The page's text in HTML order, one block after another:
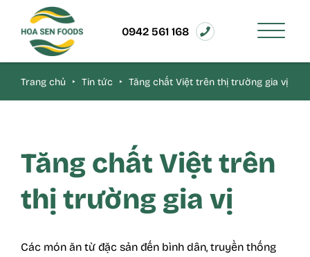
0942 561 168
Trang chủ ‣ Tin tức ‣ Tăng chất Việt trên thị trường gia vị
Tăng chất Việt trên
thị trường gia vị
Các món ăn từ đặc sản đến bình dân, truyền thống